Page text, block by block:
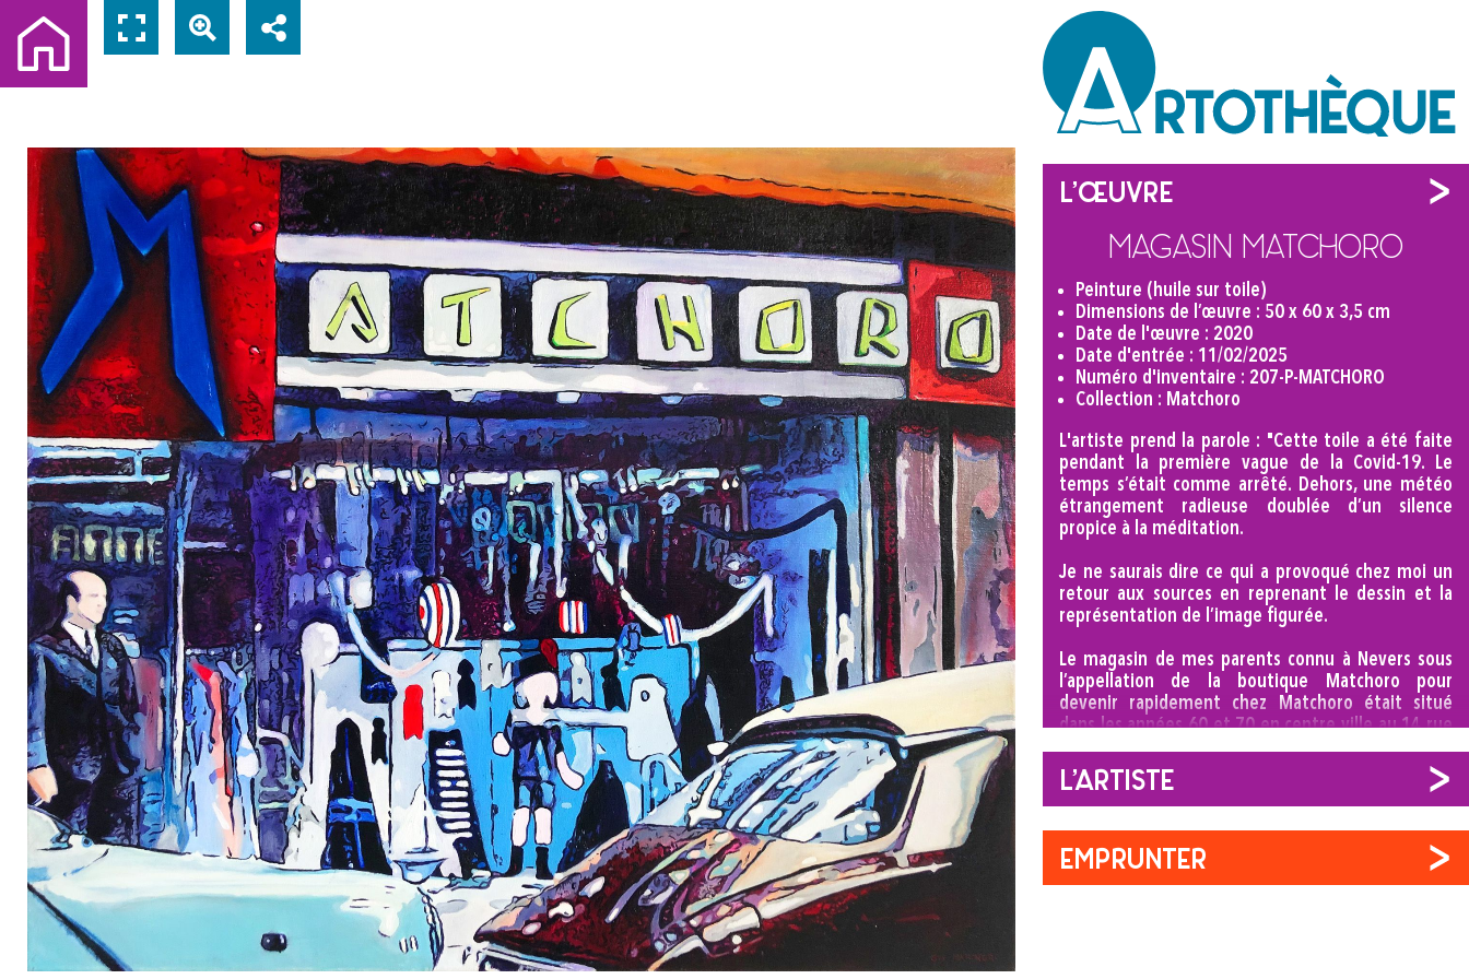
L'œuvre
Magasin Matchoro
Peinture (huile sur toile)
Dimensions de l’œuvre : 50 x 60 x 3,5 cm
Date de l'œuvre : 2020
Date d'entrée : 11/02/2025
Numéro d'inventaire : 207-P-MATCHORO
Collection : Matchoro
L'artiste prend la parole : "Cette toile a été faite
pendant la première vague de la Covid-19. Le
temps s’était comme arrêté. Dehors, une météo
étrangement radieuse doublée d’un silence
propice à la méditation.
Je ne saurais dire ce qui a provoqué chez moi un
retour aux sources en reprenant le dessin et la
représentation de l’image figurée.
Le magasin de mes parents connu à Nevers sous
l’appellation de la boutique Matchoro pour
devenir rapidement chez Matchoro était situé
dans les années 60 et 70 en centre ville au 14 rue
Saint Martin. O&G Müller, architectes suisses dans
la Nièvre 1924-1968, signent la façade ainsi que
l’aménagement intérieur à la rentrée 1962. La
production de ce cabinet engagé atteste sans
compromis de l'évolution des courants
caractérisant son époque : plans structurés,
L'artiste
EMPRUNTER